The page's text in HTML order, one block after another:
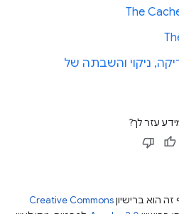
The
ניקוי והשבתה של
עזר לך?
ברישיוןCreative Commons